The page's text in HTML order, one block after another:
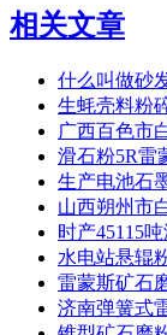
相关文章
什么叫做砂
生蚝壳料粉
广西百色市
滑石粉5R雷
生产电池石
山西朔州市
时产45115
水电站悬辊
雷蒙斯矿石
济南弹簧式